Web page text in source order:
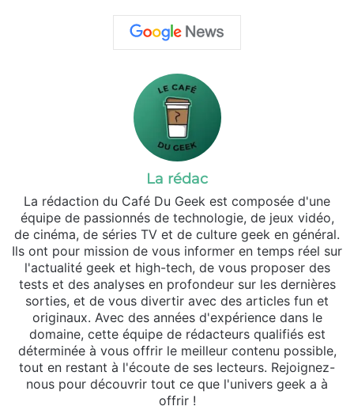
La rédac
La rédaction du Café Du Geek est composée d'une
équipe de passionnés de technologie, de jeux vidéo,
de cinéma, de séries TV et de culture geek en général.
Ils ont pour mission de vous informer en temps réel sur
l'actualité geek et high-tech, de vous proposer des
tests et des analyses en profondeur sur les dernières
sorties, et de vous divertir avec des articles fun et
originaux. Avec des années d'expérience dans le
domaine, cette équipe de rédacteurs qualifiés est
déterminée à vous offrir le meilleur contenu possible,
tout en restant à l'écoute de ses lecteurs. Rejoignez-
nous pour découvrir tout ce que l'univers geek a à
offrir !